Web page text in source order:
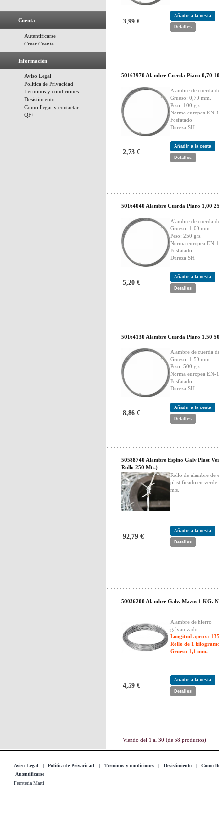
Cuenta
Autentificarse
Crear Cuenta
Información
Aviso Legal
Politica de Privacidad
Términos y condiciones
Desistimiento
Como llegar y contactar
QF+
3,99 €
Añadir a la cesta
Detalles
50163970 Alambre Cuerda Piano 0,70
Alambre de cuerda
Grueso: 0,70 mm.
Peso: 100 grs.
Norma europea EN-
Fosfatado
Dureza SH
2,73 €
Añadir a la cesta
Detalles
50164040 Alambre Cuerda Piano 1,00
Alambre de cuerda
Grueso: 1,00 mm.
Peso: 250 grs.
Norma europea EN-
Fosfatado
Dureza SH
5,20 €
Añadir a la cesta
Detalles
50164130 Alambre Cuerda Piano 1,50
Alambre de cuerda
Grueso: 1,50 mm.
Peso: 500 grs.
Norma europea EN-
Fosfatado
Dureza SH
8,86 €
Añadir a la cesta
Detalles
50588740 Alambre Espino Galv Plast
Rollo 250 Mts.)
Rollo de alambre de
plastificado en verde
mts.
92,79 €
Añadir a la cesta
Detalles
50036200 Alambre Galv. Mazos 1 KG.
Alambre de hierro
galvanizado.
Longitud aprox:
Rollo de 1
Grueso 1,1 mm.
4,59 €
Añadir a la cesta
Detalles
Viendo del 1 al 30 (de 58 productos)
Aviso Legal | Politica de Privacidad | Términos y condiciones | Desistimiento | Como
Autentificarse
Ferreteria Marti